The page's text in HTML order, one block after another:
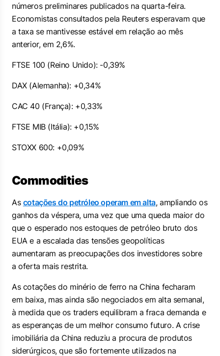
números preliminares publicados na quarta-feira.
Economistas consultados pela Reuters esperavam que
a taxa se mantivesse estável em relação ao mês
anterior, em 2,6%.
FTSE 100 (Reino Unido): -0,39%
DAX (Alemanha): +0,34%
CAC 40 (França): +0,33%
FTSE MIB (Itália): +0,15%
STOXX 600: +0,09%
Commodities
As cotações do petróleo operam em alta, ampliando os
ganhos da véspera, uma vez que uma queda maior do
que o esperado nos estoques de petróleo bruto dos
EUA e a escalada das tensões geopolíticas
aumentaram as preocupações dos investidores sobre
a oferta mais restrita.
As cotações do minério de ferro na China fecharam
em baixa, mas ainda são negociados em alta semanal,
à medida que os traders equilibram a fraca demanda e
as esperanças de um melhor consumo futuro. A crise
imobiliária da China reduziu a procura de produtos
siderúrgicos, que são fortemente utilizados na